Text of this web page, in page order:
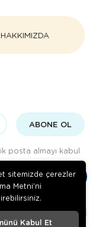
HAKKIMIZDA
ABONE OL
posta almayı kabul
saklıdır.
sitemizde çerezler
Metni’ni
Kabul Et